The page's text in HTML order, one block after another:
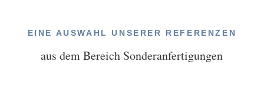
EINE AUSWAHL UNSERER REFERENZEN
aus dem Bereich Sonderanfertigungen